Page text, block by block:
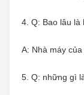
4. Q: Bao lâu là
A: Nhà máy
5. Q: những gì